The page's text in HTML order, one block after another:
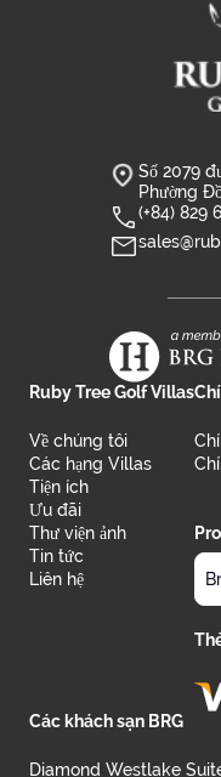
Số 2079
Phường
(+84) 829
Ruby Tree Golf Villas
Về chúng tôi
Các hạng Villas
Tiện ích
Ưu đãi
Thư viện ảnh
Tin tức
Liên hệ
Các khách sạn BRG
Diamond Westlake